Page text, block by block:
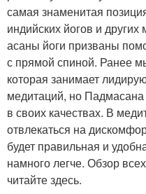
самая знаменитая
индийских йогов и
асаны йоги призваны
с прямой спиной. Ранее
которая занимает
медитаций, но Падмасана
в своих качествах. В
отвлекаться на
будет правильная и
намного легче. Обзор
читайте здесь.